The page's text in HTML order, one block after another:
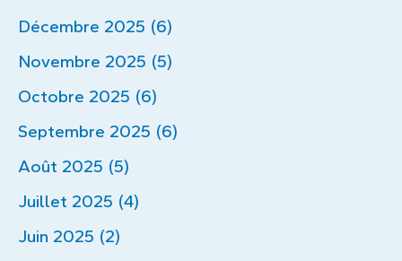
Décembre 2025 (6)
Novembre 2025 (5)
Octobre 2025 (6)
Septembre 2025 (6)
Août 2025 (5)
Juillet 2025 (4)
Juin 2025 (2)